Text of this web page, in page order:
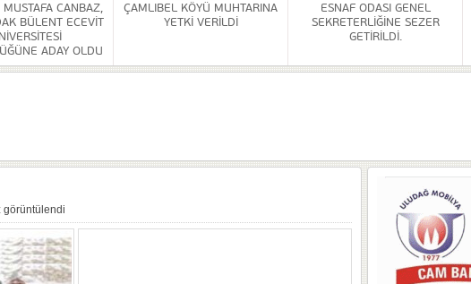
BÜLENT ECEVİT ÜNİVERSİTESİ REKTÖRLÜĞÜNE ADAY OLDU
MUSTAFA CANBAZ,
BÜLENT ECEVİT
ADAY OLDU
ÇAMLIBEL KÖYÜ MUHTARINA
YETKİ VERİLDİ
ESNAF ODASI GENEL
SEKRETERLİĞİNE SEZER
GETİRİLDİ.
görüntülendi